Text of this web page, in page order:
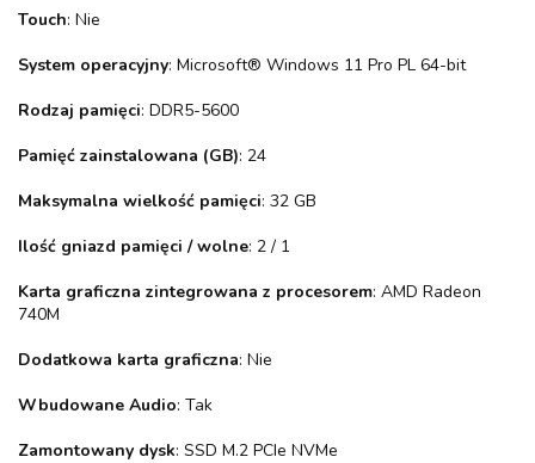
Touch: Nie
System operacyjny: Microsoft® Windows 11 Pro PL 64-bit
Rodzaj pamięci: DDR5-5600
Pamięć zainstalowana (GB): 24
Maksymalna wielkość pamięci: 32 GB
Ilość gniazd pamięci / wolne: 2 / 1
Karta graficzna zintegrowana z procesorem: AMD Radeon
740M
Dodatkowa karta graficzna: Nie
Wbudowane Audio: Tak
Zamontowany dysk: SSD M.2 PCIe NVMe